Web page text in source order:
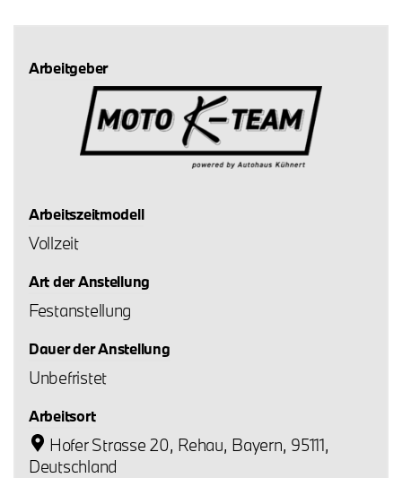
Arbeitgeber
Arbeitszeitmodell
Vollzeit
Art der Anstellung
Festanstellung
Dauer der Anstellung
Unbefristet
Arbeitsort
Hofer Strasse 20, Rehau, Bayern, 95111,
Deutschland